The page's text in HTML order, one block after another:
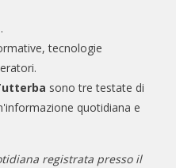
tecnologie
sono tre testate di
quotidiana e
registrata presso il